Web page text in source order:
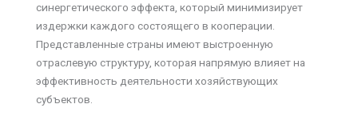
синергетического эффекта, который минимизирует
издержки каждого состоящего в кооперации.
Представленные страны имеют выстроенную
отраслевую структуру, которая напрямую влияет на
эффективность деятельности хозяйствующих
субъектов.